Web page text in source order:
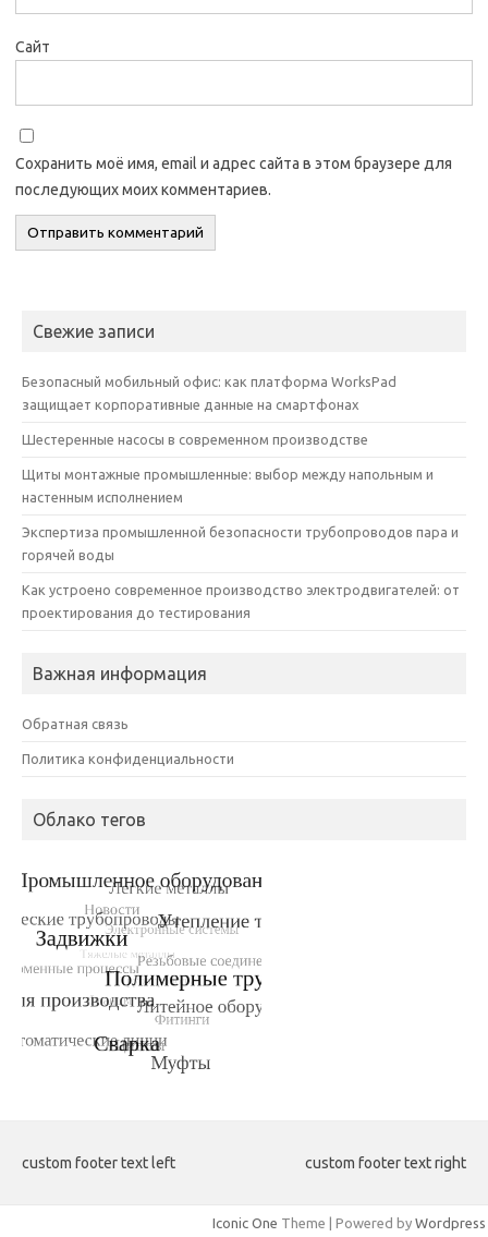
Сайт
Сохранить моё имя, email и адрес сайта в этом браузере для
последующих моих комментариев.
Свежие записи
Безопасный мобильный офис: как платформа WorksPad
защищает корпоративные данные на смартфонах
Шестеренные насосы в современном производстве
Щиты монтажные промышленные: выбор между напольным и
настенным исполнением
Экспертиза промышленной безопасности трубопроводов пара и
горячей воды
Как устроено современное производство электродвигателей: от
проектирования до тестирования
Важная информация
Обратная связь
Политика конфиденциальности
Облако тегов
custom footer text left custom footer text right
Iconic One Theme | Powered by Wordpress